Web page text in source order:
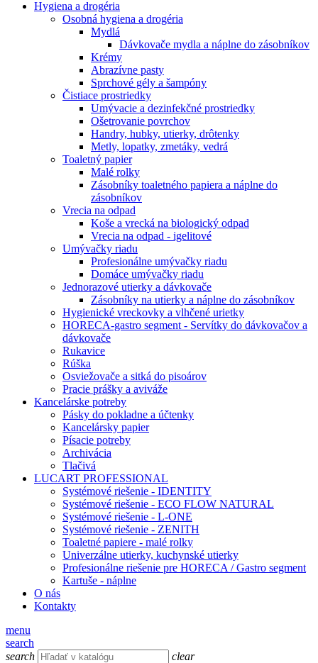
Hygiena a drogéria
Osobná hygiena a drogéria
Mydlá
Dávkovače mydla a náplne do zásobníkov
Krémy
Abrazívne pasty
Sprchové gély a šampóny
Čistiace prostriedky
Umývacie a dezinfekčné prostriedky
Ošetrovanie povrchov
Handry, hubky, utierky, drôtenky
Metly, lopatky, zmetáky, vedrá
Toaletný papier
Malé rolky
Zásobníky toaletného papiera a náplne do
zásobníkov
Vrecia na odpad
Koše a vrecká na biologický odpad
Vrecia na odpad - igelitové
Umývačky riadu
Profesionálne umývačky riadu
Domáce umývačky riadu
Jednorazové utierky a dávkovače
Zásobníky na utierky a náplne do zásobníkov
Hygienické vreckovky a vlhčené urietky
HORECA-gastro segment - Servítky do dávkovačov a
dávkovače
Rukavice
Rúška
Osviežovače a sitká do pisoárov
Pracie prášky a aviváže
Kancelárske potreby
Pásky do pokladne a účtenky
Kancelársky papier
Písacie potreby
Archivácia
Tlačivá
LUCART PROFESSIONAL
Systémové riešenie - IDENTITY
Systémové riešenie - ECO FLOW NATURAL
Systémové riešenie - L-ONE
Systémové riešenie - ZENITH
Toaletné papiere - malé rolky
Univerzálne utierky, kuchynské utierky
Profesionálne riešenie pre HORECA / Gastro segment
Kartuše - náplne
O nás
Kontakty
menu
search
search
clear